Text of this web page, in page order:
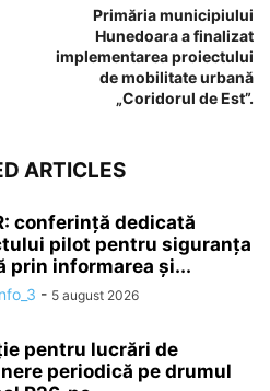
Primăria municipiului
Hunedoara a finalizat
implementarea proiectului
de mobilitate urbană
„Coridorul de Est”.
ARTICLES
conferință dedicată
pilot pentru siguranța
prin informarea și...
- 5 august 2026
pentru lucrări de
periodică pe drumul